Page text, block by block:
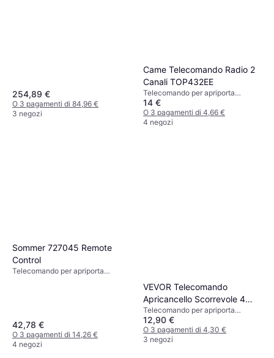
254,89 €
O 3 pagamenti di 84,96 €
3 negozi
Came Telecomando Radio 2
Canali TOP432EE
Telecomando per apriporta
garage, x
14 €
O 3 pagamenti di 4,66 €
4 negozi
Sommer 727045 Remote
Control
Telecomando per apriporta
42,78 €
O 3 pagamenti di 14,26 €
4 negozi
VEVOR Telecomando
Apricancello Scorrevole 4
Pulsanti 40 M
Telecomando per apriporta
garage, 50x
12,90 €
O 3 pagamenti di 4,30 €
3 negozi